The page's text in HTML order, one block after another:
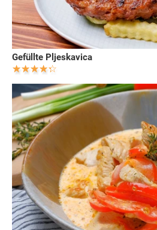
Gefüllte Pljeskavica